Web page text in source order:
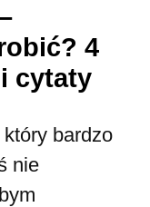
4
cytaty
bardzo
nie